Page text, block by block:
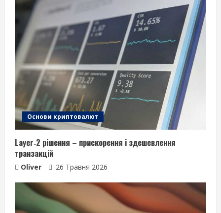
Основи криптовалют
Layer‑2 рішення – прискорення і здешевлення
транзакцій
Oliver 26 Травня 2026